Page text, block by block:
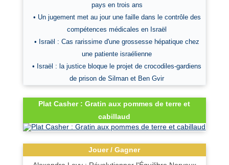
pays en trois ans
• Un jugement met au jour une faille dans le contrôle des
compétences médicales en Israël
• Israël : Cas rarissime d'une grossesse hépatique chez
une patiente israélienne
• Israël : la justice bloque le projet de crocodiles-gardiens
de prison de Silman et Ben Gvir
Plat Casher : Gratin aux pommes de terre et
cabillaud
Jouer / Gagner